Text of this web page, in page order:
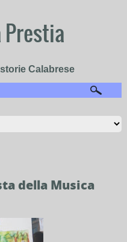
Prestia
Calabrese
della Musica